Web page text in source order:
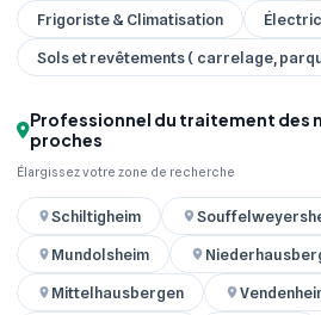
Frigoriste & Climatisation
Sols et revêtements ( carrelage,
Professionnel du traitement des
proches
Élargissez votre zone de recherche
Schiltigheim
Mundolsheim
Mittelhausbergen